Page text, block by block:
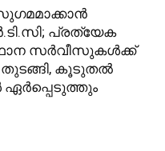
പ്രത്യേക
സർവീസുകൾക്ക്
കൂടുതൽ